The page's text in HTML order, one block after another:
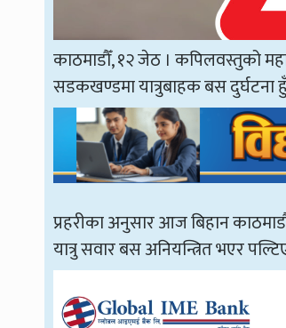
काठमाडौँ, १२ जेठ । कपिलवस्तुको
सडकखण्डमा यात्रुबाहक बस दुर्घटना
प्रहरीका अनुसार आज बिहान
यात्रु सवार बस अनियन्त्रित भएर